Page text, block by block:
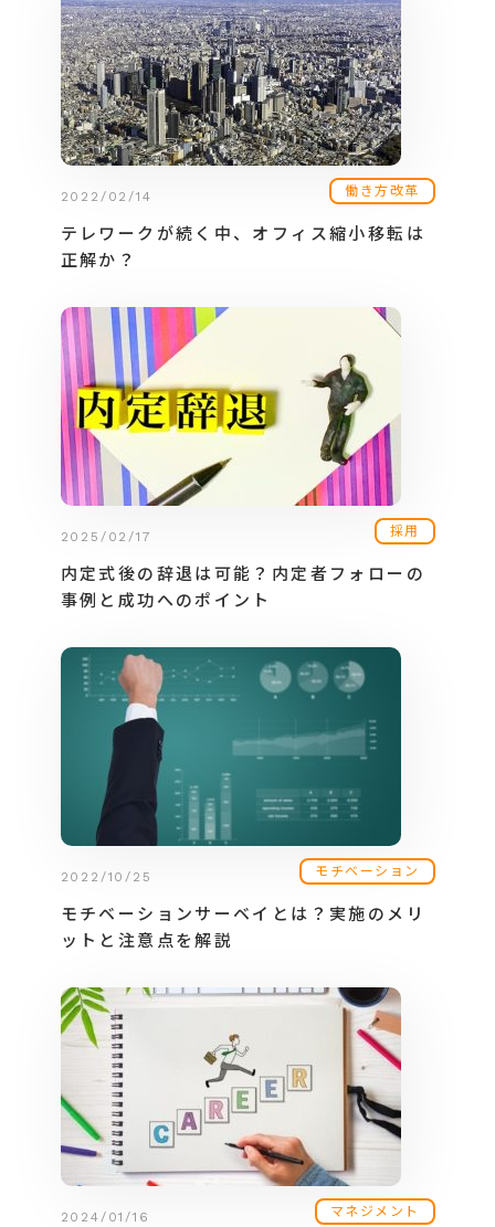
2022/02/14 働き方改革
テレワークが続く中、オフィス縮小移転は
正解か？
2025/02/17 採用
内定式後の辞退は可能？内定者フォローの
事例と成功へのポイント
2022/10/25 モチベーション
モチベーションサーベイとは？実施のメリ
ットと注意点を解説
2024/01/16 マネジメント